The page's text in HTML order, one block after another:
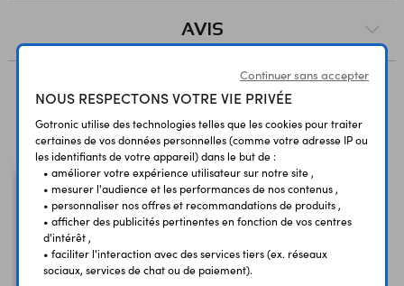
AVIS
Vous avez déja consulté
Continuer sans accepter
NOUS RESPECTONS VOTRE VIE PRIVÉE
Gotronic utilise des technologies telles que les cookies pour traiter
certaines de vos données personnelles (comme votre adresse IP ou
les identifiants de votre appareil) dans le but de :
• améliorer votre expérience utilisateur sur notre site ,
• mesurer l'audience et les performances de nos contenus ,
• personnaliser nos offres et recommandations de produits ,
• afficher des publicités pertinentes en fonction de vos centres
d'intérêt ,
• faciliter l'interaction avec des services tiers (ex. réseaux
sociaux, services de chat ou de paiement).